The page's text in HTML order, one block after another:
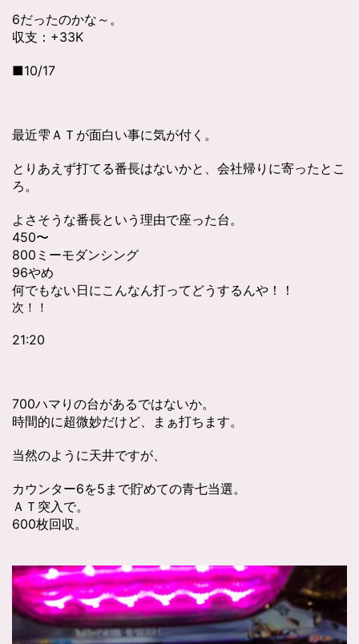
6だったのかな～。
収支：+33K
■10/17
最近雫ＡＴが面白い事に気が付く。
とりあえず打てる番長はないかと、会社帰りに寄ったとこ
ろ。
よさそうな番長という理由で座った台。
450〜
800ミーモダンシング
96やめ
何でもない日にこんなん打ってどうするんや！！
次！！
21:20
700ハマりの台があるではないか。
時間的に超微妙だけど、まぁ打ちます。
当然のように天井ですが、
カウンター6を5まで貯めての青七当選。
ＡＴ突入で。
600枚回収。